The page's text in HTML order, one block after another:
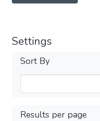
Settings
Sort By
Results per page